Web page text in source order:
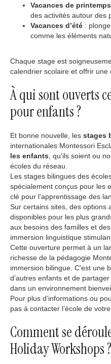
Vacances de printemps
des activités autour des
Vacances d’été :
comme les éléments
Chaque stage est
calendrier scolaire et offrir une
À qui sont ouverts
pour enfants ?
Et bonne nouvelle, les stages
internationales Montessori
les enfants , qu’ils soient ou
écoles du réseau.
Les stages bilingues des
spécialement conçus pour les
clé pour l’apprentissage des
Sur certains sites, des options
disponibles pour les plus
aux besoins des familles et
immersion linguistique
Cette ouverture permet à un
richesse de la pédagogie
immersion bilingue. C'est une
d’autres enfants et de
dans un environnement
Pour plus d’informations ou
pas à contacter l’école de votre
Comment se
Holiday Workshops ?